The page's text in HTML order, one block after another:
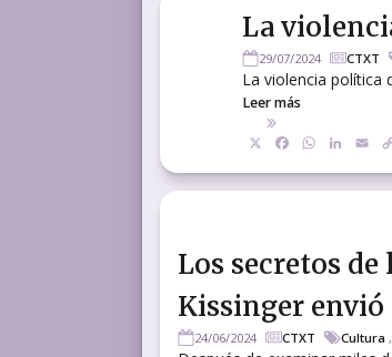
La
29/07/2024 CTXT
La violencia política
Leer más
Facebook
Los secretos de
Kissinger envió
24/06/2024 CTXT Cultura ,